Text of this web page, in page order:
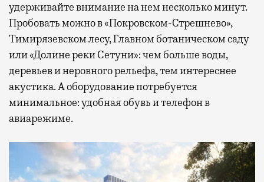
удерживайте внимание на нем несколько минут.
Пробовать можно в «Покровском-Стрешнево»,
Тимирязевском лесу, Главном ботаническом саду
или «Долине реки Сетуни»: чем больше воды,
деревьев и неровного рельефа, тем интереснее
акустика. А оборудование потребуется
минимальное: удобная обувь и телефон в
авиарежиме.